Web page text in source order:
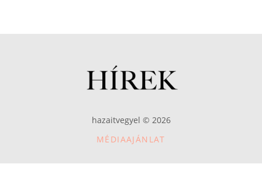
hazaitvegyel © 2026
MÉDIAAJÁNLAT